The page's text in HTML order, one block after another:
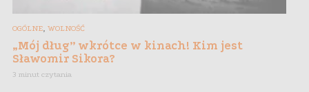
OGÓLNE, WOLNOŚĆ
„Mój dług” wkrótce w kinach! Kim jest
Sławomir Sikora?
3 minut czytania